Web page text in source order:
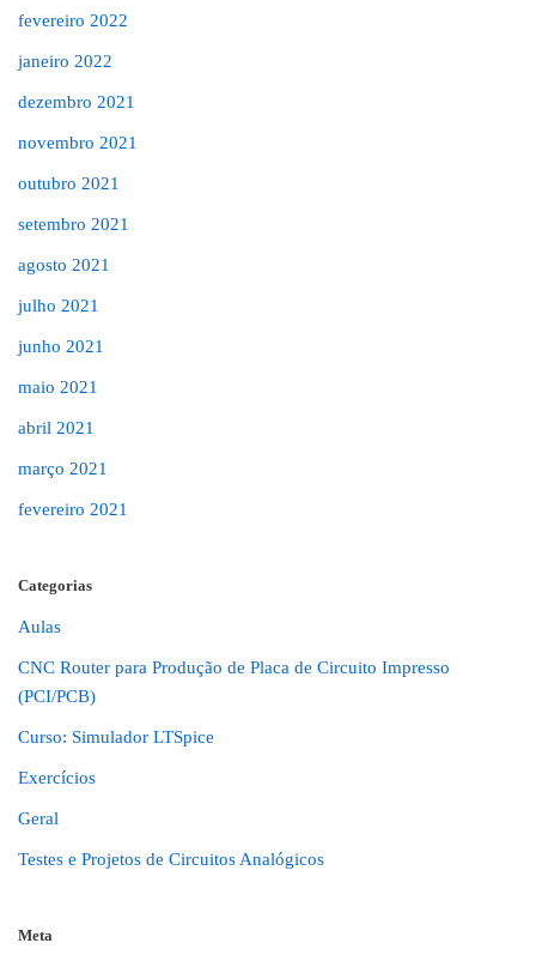
fevereiro 2022
janeiro 2022
dezembro 2021
novembro 2021
outubro 2021
setembro 2021
agosto 2021
julho 2021
junho 2021
maio 2021
abril 2021
março 2021
fevereiro 2021
Categorias
Aulas
CNC Router para Produção de Placa de Circuito Impresso
(PCI/PCB)
Curso: Simulador LTSpice
Exercícios
Geral
Testes e Projetos de Circuitos Analógicos
Meta